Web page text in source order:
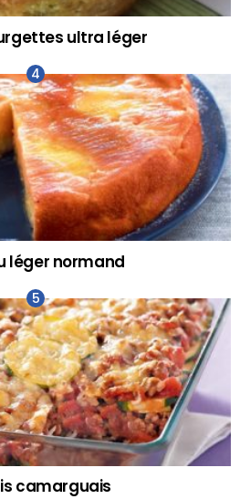
ultra léger
léger normand
camarguais